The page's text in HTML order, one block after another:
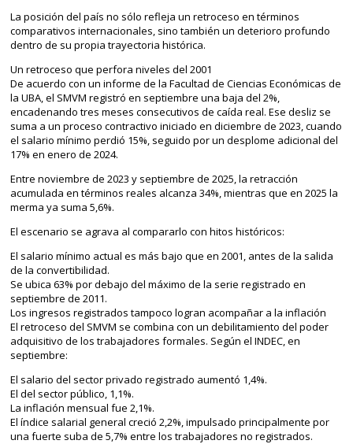
La posición del país no sólo refleja un retroceso en términos
comparativos internacionales, sino también un deterioro profundo
dentro de su propia trayectoria histórica.
Un retroceso que perfora niveles del 2001
De acuerdo con un informe de la Facultad de Ciencias Económicas de
la UBA, el SMVM registró en septiembre una baja del 2%,
encadenando tres meses consecutivos de caída real. Ese desliz se
suma a un proceso contractivo iniciado en diciembre de 2023, cuando
el salario mínimo perdió 15%, seguido por un desplome adicional del
17% en enero de 2024.
Entre noviembre de 2023 y septiembre de 2025, la retracción
acumulada en términos reales alcanza 34%, mientras que en 2025 la
merma ya suma 5,6%.
El escenario se agrava al compararlo con hitos históricos:
El salario mínimo actual es más bajo que en 2001, antes de la salida
de la convertibilidad.
Se ubica 63% por debajo del máximo de la serie registrado en
septiembre de 2011.
Los ingresos registrados tampoco logran acompañar a la inflación
El retroceso del SMVM se combina con un debilitamiento del poder
adquisitivo de los trabajadores formales. Según el INDEC, en
septiembre:
El salario del sector privado registrado aumentó 1,4%.
El del sector público, 1,1%.
La inflación mensual fue 2,1%.
El índice salarial general creció 2,2%, impulsado principalmente por
una fuerte suba de 5,7% entre los trabajadores no registrados.